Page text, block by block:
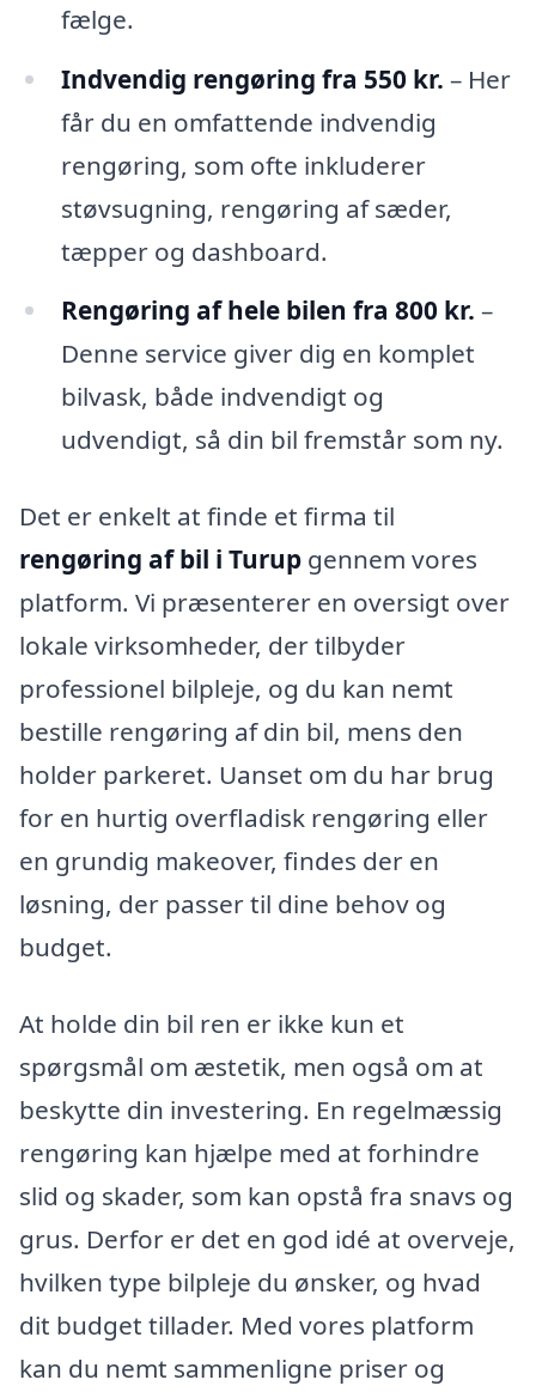
fælge.
Indvendig rengøring fra 550 kr. – Her
får du en omfattende indvendig
rengøring, som ofte inkluderer
støvsugning, rengøring af sæder,
tæpper og dashboard.
Rengøring af hele bilen fra 800 kr. –
Denne service giver dig en komplet
bilvask, både indvendigt og
udvendigt, så din bil fremstår som ny.
Det er enkelt at finde et firma til
rengøring af bil i Turup gennem vores
platform. Vi præsenterer en oversigt over
lokale virksomheder, der tilbyder
professionel bilpleje, og du kan nemt
bestille rengøring af din bil, mens den
holder parkeret. Uanset om du har brug
for en hurtig overfladisk rengøring eller
en grundig makeover, findes der en
løsning, der passer til dine behov og
budget.
At holde din bil ren er ikke kun et
spørgsmål om æstetik, men også om at
beskytte din investering. En regelmæssig
rengøring kan hjælpe med at forhindre
slid og skader, som kan opstå fra snavs og
grus. Derfor er det en god idé at overveje,
hvilken type bilpleje du ønsker, og hvad
dit budget tillader. Med vores platform
kan du nemt sammenligne priser og